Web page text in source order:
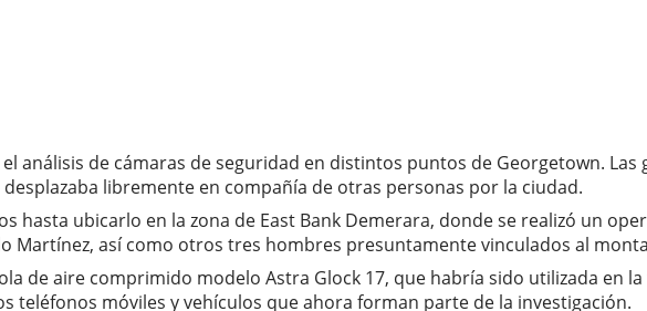
análisis de cámaras de seguridad en distintos puntos de Georgetown.
libremente en compañía de otras personas por la ciudad.
hasta ubicarlo en la zona de East Bank Demerara, donde se realizó un
Martínez, así como otros tres hombres presuntamente vinculados al
de aire comprimido modelo Astra Glock 17, que habría sido utilizada en
teléfonos móviles y vehículos que ahora forman parte de la investigación.